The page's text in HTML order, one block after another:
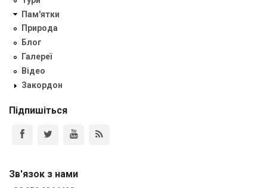
Пам'ятки
Природа
Блог
Галереї
Відео
Закордон
Підпишіться
Зв'язок з нами